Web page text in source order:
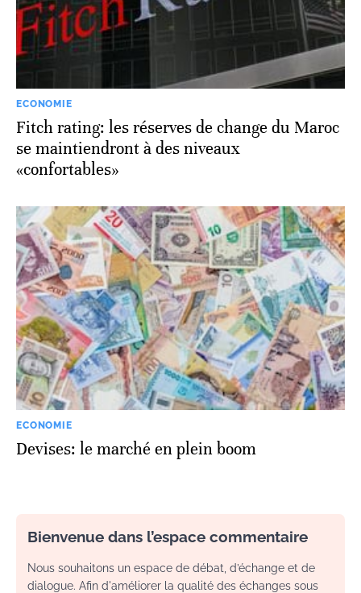
ECONOMIE
Fitch rating: les réserves de change du Maroc
se maintiendront à des niveaux
«confortables»
ECONOMIE
Devises: le marché en plein boom
Bienvenue dans l’espace commentaire
Nous souhaitons un espace de débat, d’échange et de
dialogue. Afin d'améliorer la qualité des échanges sous